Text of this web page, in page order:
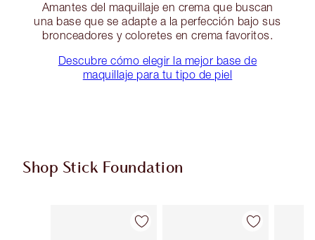
Amantes del maquillaje en crema que buscan
una base que se adapte a la perfección bajo sus
bronceadores y coloretes en crema favoritos.
Descubre cómo elegir la mejor base de
maquillaje para tu tipo de piel
Shop Stick Foundation
Artículo 1 de 23 Artículo 2 de 23